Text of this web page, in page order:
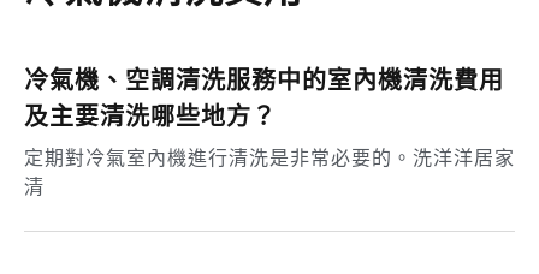
冷氣機、空調清洗服務中的室內機清洗費用
及主要清洗哪些地方？
定期對冷氣室內機進行清洗是非常必要的。洗洋洋居家
清